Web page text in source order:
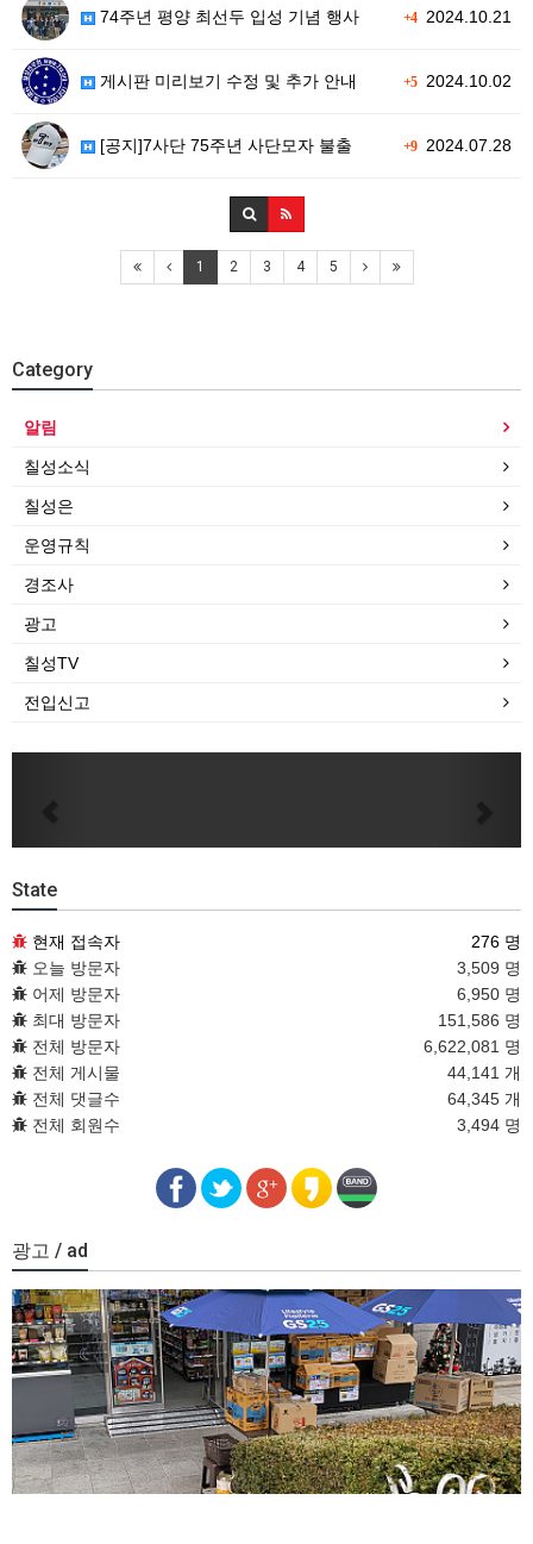
+42024.10.21
74주년 평양 최선두 입성 기념 행사
+52024.10.02
게시판 미리보기 수정 및 추가 안내
+92024.07.28
[공지]7사단 75주년 사단모자 불출
1 2 3 4 5
Category
알림
칠성소식
칠성은
운영규칙
경조사
광고
칠성TV
전입신고
State
현재 접속자
276 명
오늘 방문자
3,509 명
어제 방문자
6,950 명
최대 방문자
151,586 명
전체 방문자
6,622,081 명
전체 게시물
44,141 개
전체 댓글수
64,345 개
전체 회원수
3,494 명
광고 / ad